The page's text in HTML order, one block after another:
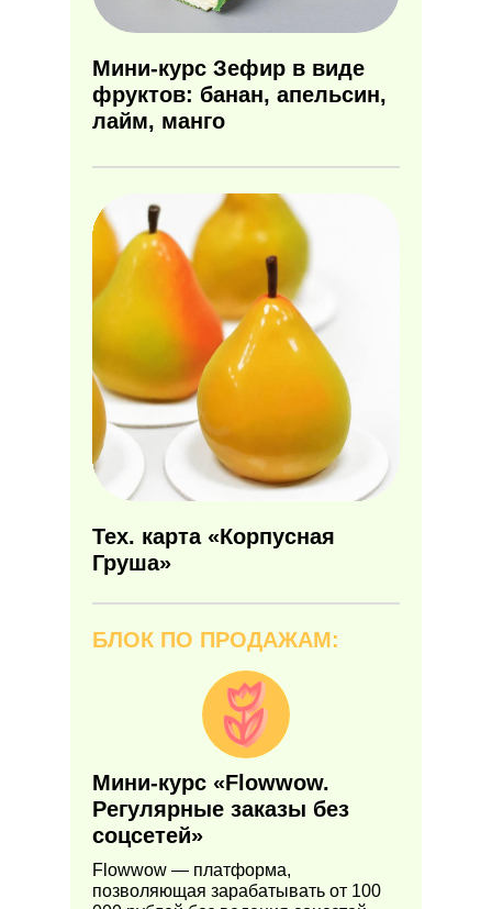
БЛОК ПО ПРОДАЖАМ:
Мини-курс Зефир в виде
фруктов: банан, апельсин,
лайм, манго
Тех. карта «Корпусная
Груша»
Мини-курс «Flowwow.
Регулярные заказы без
соцсетей»
Flowwow — платформа,
позволяющая зарабатывать от 100